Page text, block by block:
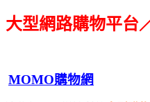
大型網路購物平台
MOMO購物網